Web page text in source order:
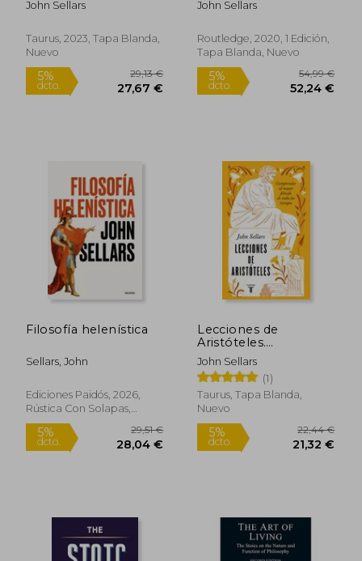
5%
dcto.
5%
dcto.
John Sellars
Taurus, 2023, Tapa Blanda,
Nuevo
Inglés)
John Sellars
Routledge, 2020, 1 Edición,
Tapa Blanda, Nuevo
Filosofía helenística
Sellars, John
Ediciones Paidós, 2026,
Rústica Con Solapas,
Nuevo
Lecciones de
Aristóteles.
Comprender al
Mayor Filósofo de
Todos los Tiempos
John Sellars
(1)
Taurus, Tapa Blanda,
Nuevo